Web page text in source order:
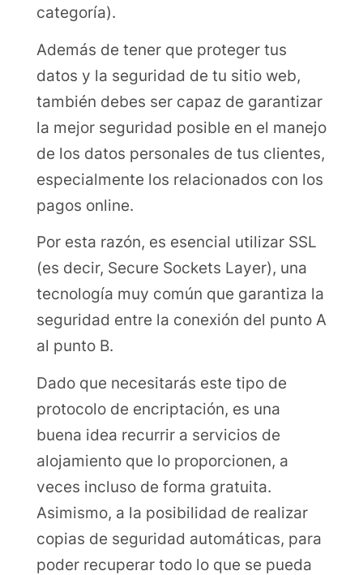
categoría).
Además de tener que proteger tus
datos y la seguridad de tu sitio web,
también debes ser capaz de garantizar
la mejor seguridad posible en el manejo
de los datos personales de tus clientes,
especialmente los relacionados con los
pagos online.
Por esta razón, es esencial utilizar SSL
(es decir, Secure Sockets Layer), una
tecnología muy común que garantiza la
seguridad entre la conexión del punto A
al punto B.
Dado que necesitarás este tipo de
protocolo de encriptación, es una
buena idea recurrir a servicios de
alojamiento que lo proporcionen, a
veces incluso de forma gratuita.
Asimismo, a la posibilidad de realizar
copias de seguridad automáticas, para
poder recuperar todo lo que se pueda